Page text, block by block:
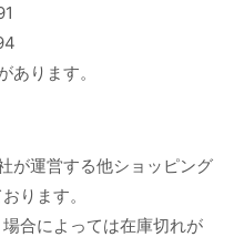
あります。
が運営する他ショッピング
ります。
合によっては在庫切れが